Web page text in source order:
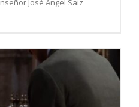
José Ángel Saiz